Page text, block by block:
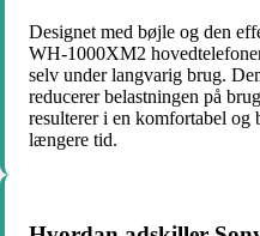
Designet med bøjle og den
WH-1000XM2
selv under langvarig brug.
reducerer belastningen på
resulterer i en komfortabel og
længere tid.